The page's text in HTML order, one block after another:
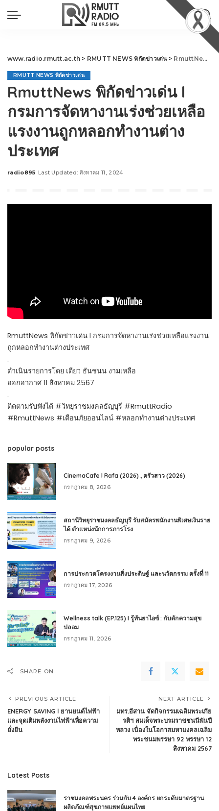
www.radio.rmutt.ac.th > RMUTT NEWS พิกัดข่าวเด่น> RmuttNews พิกัดข่าวเด่น l กรมการจัดหางานเร่งช่วยเหลือแรงงานถูกหลอกทำงานต่างประเทศ
RMUTT NEWS พิกัดข่าวเด่น
RmuttNews พิกัดข่าวเด่น l
กรมการจัดหางานเร่งช่วยเหลือ
แรงงานถูกหลอกทำงานต่าง
ประเทศ
Posted
radio895 Last Updated: สิงหาคม 11, 2024
RmuttNews พิกัดข่าวเด่น l กรมการจัดหางานเร่งช่วยเหลือแรงงาน
ถูกหลอกทำงานต่างประเทศ
.
ดำเนินรายการโดย เดียว ธันชนน งามเหลือ
ออกอากาศ 11 สิงหาคม 2567
.
ติดตามรับฟังได้ #วิทยุราชมงคลธัญบุรี #RmuttRadio
#RmuttNews #เตือนภัยออนไลน์ #หลอกทำงานต่างประเทศ
popular posts
CinemaCafe l Rafa (2026) , ครัวสาว (2026)
กรกฎาคม 8, 2026
สถานีวิทยุราชมงคลธัญบุรี รับสมัครพนักงานพิเศษเงินราย
ได้ ตำแหน่งนักการภารโรง
กรกฎาคม 9, 2026
การประกวดโครงงานสิ่งประดิษฐ์ และนวัตกรรม ครั้งที่ 11
กรกฎาคม 17, 2026
Wellness talk (EP.125) I รู้ทันยาไอซ์ : กับดักความสุข
ปลอม
กรกฎาคม 11, 2026
SHARE ON
PREVIOUS ARTICLE
ENERGY SAVING l ยานยนต์ไฟฟ้า
และจุดเติมพลังงานไฟฟ้าเพื่อความ
ยั่งยืน
NEXT ARTICLE
มทร.อีสาน จัดกิจกรรมเฉลิมพระเกีย
รติฯ สมเด็จพระบรมราชชนนีพันปี
หลวง เนื่องในโอกาสมหามงคลเฉลิม
พระชนมพรรษา 92 พรรษา 12
สิงหาคม 2567
Latest Posts
ราชมงคลพระนคร ร่วมกับ 4 องค์กร ยกระดับมาตรฐาน
ผลิตภัณฑ์สุขภาพแพทย์แผนไทย